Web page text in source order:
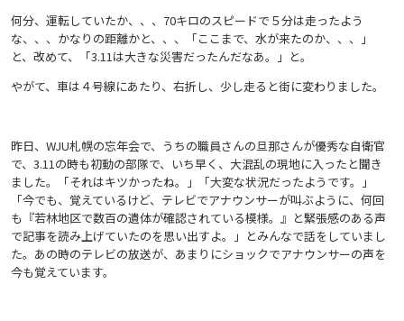
何分、運転していたか、、、70キロのスピードで５分は走ったよう
な、、、かなりの距離かと、、、「ここまで、水が来たのか、、、」
と、改めて、「3.11は大きな災害だったんだなあ。」と。
やがて、車は４号線にあたり、右折し、少し走ると街に変わりました。
昨日、WJU札幌の忘年会で、うちの職員さんの旦那さんが優秀な自衛官
で、3.11の時も初動の部隊で、いち早く、大混乱の現地に入ったと聞き
ました。「それはキツかったね。」「大変な状況だったようです。」
「今でも、覚えているけど、テレビでアナウンサーが叫ぶように、何回
も『若林地区で数百の遺体が確認されている模様。』と緊張感のある声
で記事を読み上げていたのを思い出すよ。」とみんなで話をしていまし
た。あの時のテレビの放送が、あまりにショックでアナウンサーの声を
今も覚えています。